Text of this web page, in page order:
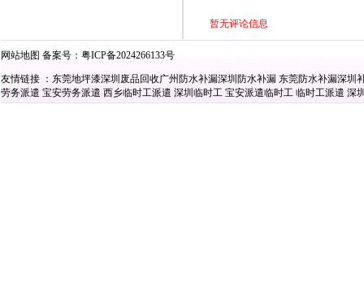
暂无评论信息
网站地图 备案号： 粤ICP备2024266133号
友情链接 ： 东莞地坪漆深圳废品回收广州防水补漏深圳防水补漏 东莞防水补漏深圳
劳务派遣 宝安劳务派遣 西乡临时工派遣 深圳临时工 宝安派遣临时工 临时工派遣 深